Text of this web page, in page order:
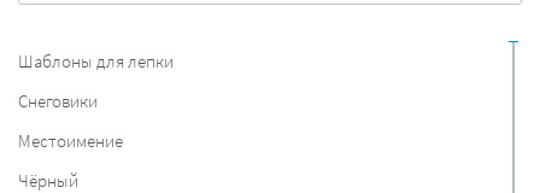
Шаблоны для лепки
Снеговики
Местоимение
Чёрный